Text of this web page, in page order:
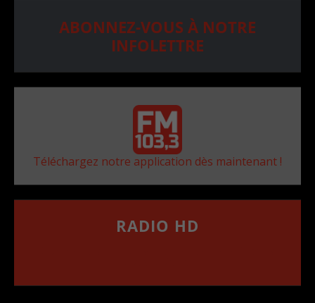
ABONNEZ-VOUS À NOTRE
INFOLETTRE
Téléchargez notre application dès maintenant !
RADIO HD